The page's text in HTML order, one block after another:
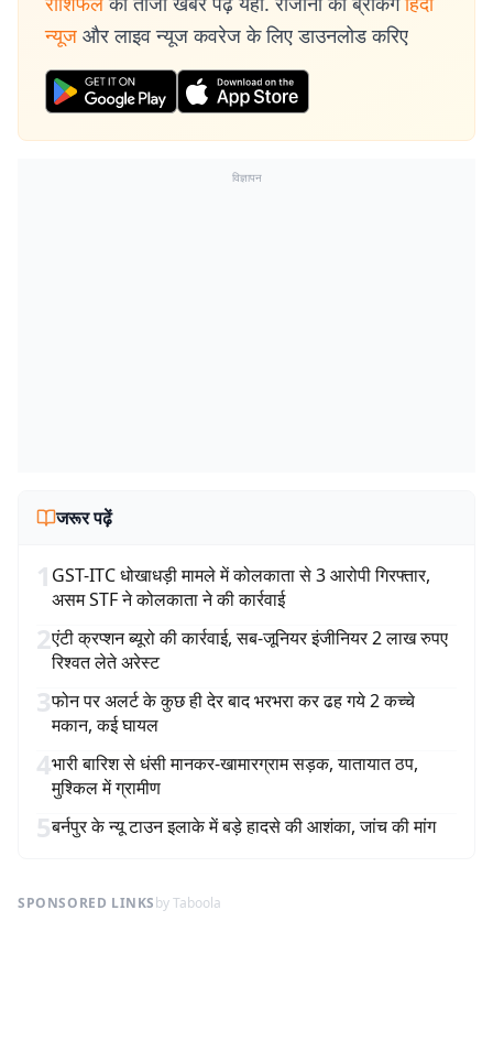
न्यूज और लाइव न्यूज कवरेज के लिए डाउनलोड करिए
विज्ञापन
जरूर पढ़ें
1 GST-ITC धोखाधड़ी मामले में कोलकाता से 3 आरोपी गिरफ्तार,
असम STF ने कोलकाता ने की कार्रवाई
2एंटी क्रप्शन ब्यूरो की कार्रवाई, सब-जूनियर इंजीनियर 2 लाख रुपए
रिश्वत लेते अरेस्ट
3फोन पर अलर्ट के कुछ ही देर बाद भरभरा कर ढह गये 2 कच्चे
मकान, कई घायल
4भारी बारिश से धंसी मानकर-खामारग्राम सड़क, यातायात ठप,
मुश्किल में ग्रामीण
5बर्नपुर के न्यू टाउन इलाके में बड़े हादसे की आशंका, जांच की मांग
SPONSORED LINKSby Taboola